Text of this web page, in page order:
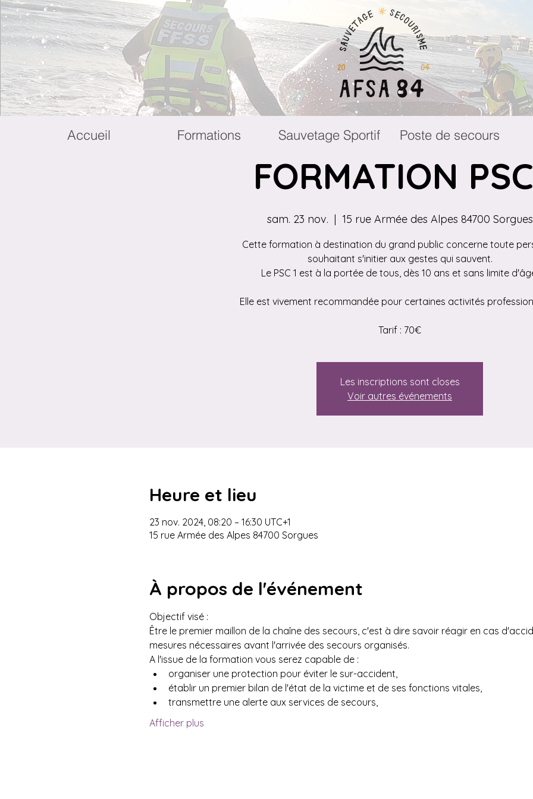
FORMATION
sam. 23 nov.
  |
15 rue Armée des Alpes 84700 Sorgues
Cette formation à destination du grand public concerne toute
souhaitant s'initier aux gestes qui sauvent.
Le PSC 1 est à la portée de tous, dès 10 ans et sans limite
Elle est vivement recommandée pour certaines activités
Tarif : 70€
Les inscriptions sont closes
Voir autres événements
Heure et lieu
23 nov. 2024, 08:20 – 16:30 UTC+1
15 rue Armée des Alpes 84700 Sorgues
À propos de l'événement
Objectif visé :
Être le premier maillon de la chaîne des secours, c'est à dire savoir réagir en cas
mesures nécessaires avant l'arrivée des secours organisés.
A l'issue de la formation vous serez capable de :
organiser une protection pour éviter le sur-accident,
établir un premier bilan de l'état de la victime et de ses fonctions vitales,
transmettre une alerte aux services de secours,
Afficher plus
Accueil Formations Sauvetage Sportif Poste de secours